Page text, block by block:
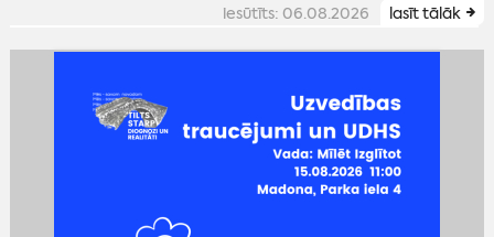
iesūtīts: 06.08.2026 lasīt tālāk